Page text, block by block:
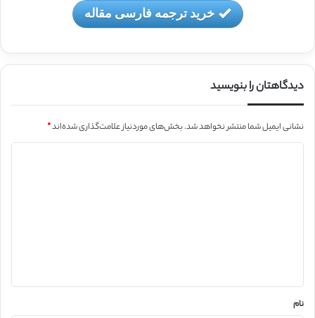
خرید ترجمه فارسی مقاله
دیدگاهتان را بنویسید
نشانی ایمیل شما منتشر نخواهد شد.بخش‌های موردنیاز علامت‌گذاری شده‌اند*
نام